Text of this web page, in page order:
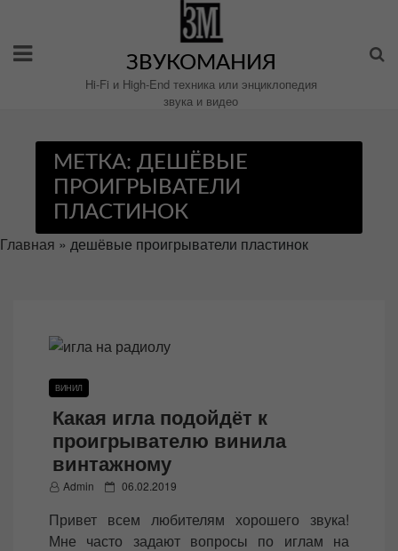
содержимому
ЗВУКОМАНИЯ
Hi-Fi и High-End техника или энциклопедия
звука и видео
МЕТКА: ДЕШЁВЫЕ
ПРОИГРЫВАТЕЛИ
ПЛАСТИНОК
Главная » дешёвые проигрыватели пластинок
ВИНИЛ
Какая игла подойдёт к
проигрывателю винила
винтажному
Admin
P
s
06.02.2019
Привет всем любителям хорошего звука!
Мне часто задают вопросы по иглам на